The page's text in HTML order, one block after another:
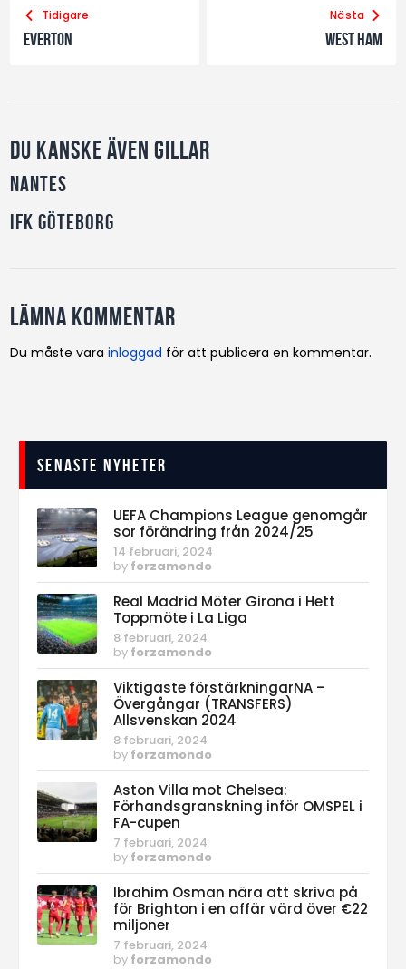
Tidigare
Everton
Nästa
West Ham
Du kanske även gillar
Nantes
IFK Göteborg
Lämna kommentar
Du måste varainloggad för att publicera en kommentar.
Senaste nyheter
UEFA Champions League genomgår
sor förändring från 2024/25
14 februari, 2024
by forzamondo
Real Madrid Möter Girona i Hett
Toppmöte i La Liga
8 februari, 2024
by forzamondo
Viktigaste förstärkningarNA –
Övergångar (TRANSFERS)
Allsvenskan 2024
8 februari, 2024
by forzamondo
Aston Villa mot Chelsea:
Förhandsgranskning inför OMSPEL i
FA-cupen
7 februari, 2024
by forzamondo
Ibrahim Osman nära att skriva på
för Brighton i en affär värd över €22
miljoner
7 februari, 2024
by forzamondo